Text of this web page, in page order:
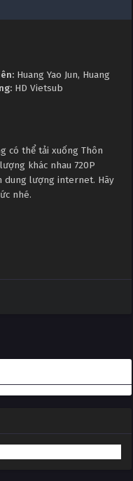
Huang Yao Jun, Huang
HD Vietsub
có thể tải xuống Thôn
khác nhau 720P
dung lượng internet. Hãy
nhé.